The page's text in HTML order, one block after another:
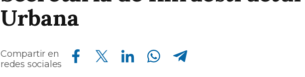
Urbana
Compartir en
redes sociales
Compartir en Facebook Compartir en Twitter Compartir en Linkedin Compartir en Whatsapp Compartir en Telegram